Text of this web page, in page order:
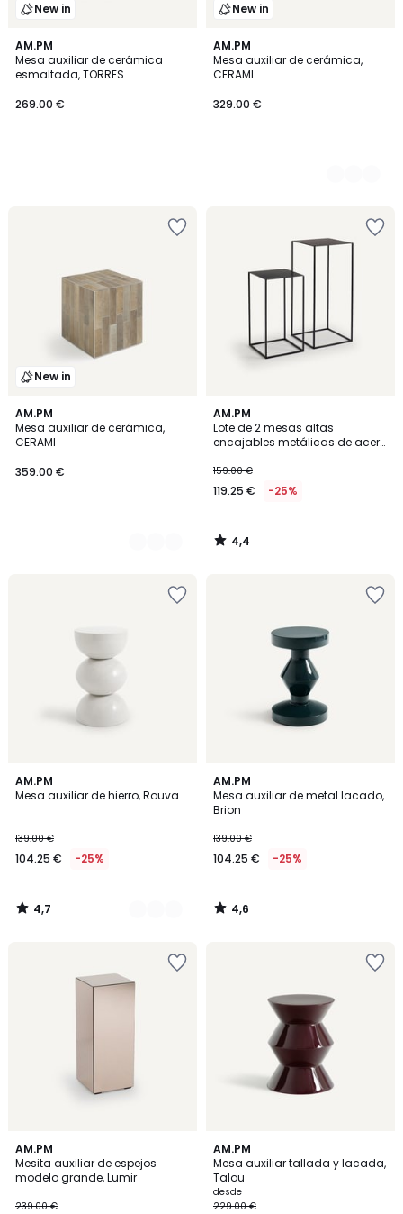
New in
AM.PM
Mesa auxiliar de cerámica
esmaltada, TORRES
269.00 €
New in
AM.PM
Mesa auxiliar de cerámica,
CERAMI
329.00 €
2
Colores
New in
AM.PM
Mesa auxiliar de cerámica,
CERAMI
359.00 €
2
Colores
AM.PM
Lote de 2 mesas altas
encajables metálicas de acero
159.00 €
119.25 € -25%
4,4
/ 5
4,4
/
AM.PM
Mesa auxiliar de hierro, Rouva
139.00 €
104.25 € -25%
4,7
/ 5
5
Colores
4,7
/
AM.PM
Mesa auxiliar de metal lacado,
Brion
139.00 €
104.25 € -25%
4,6
/ 5
4,6
/
AM.PM
Mesita auxiliar de espejos
modelo grande, Lumir
239.00 €
5
/
5
AM.PM
Mesa auxiliar tallada y lacada,
Talou
desde
229.00 €
2
Colores